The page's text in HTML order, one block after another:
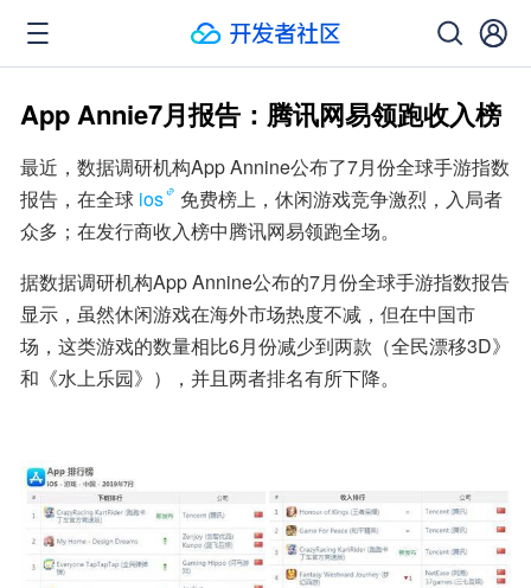
App Annie7月报告：腾讯网易领跑收入榜
最近，数据调研机构App Annine公布了7月份全球手游指数
报告，在全球 ios
免费榜上，休闲游戏竞争激烈，入局者
众多；在发行商收入榜中腾讯网易领跑全场。
据数据调研机构App Annine公布的7月份全球手游指数报告
显示，虽然休闲游戏在海外市场热度不减，但在中国市
场，这类游戏的数量相比6月份减少到两款（全民漂移3D》
和《水上乐园》），并且两者排名有所下降。